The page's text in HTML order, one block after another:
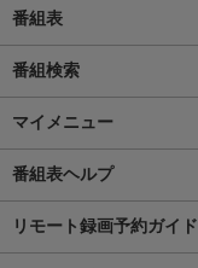
番組表
番組検索
マイメニュー
番組表ヘルプ
リモート録画予約ガイド